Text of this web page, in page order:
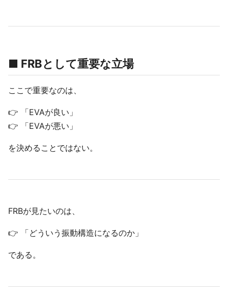
■ FRBとして重要な立場
ここで重要なのは、
👉 「EVAが良い」
👉 「EVAが悪い」
を決めることではない。
FRBが見たいのは、
👉 「どういう振動構造になるのか」
である。